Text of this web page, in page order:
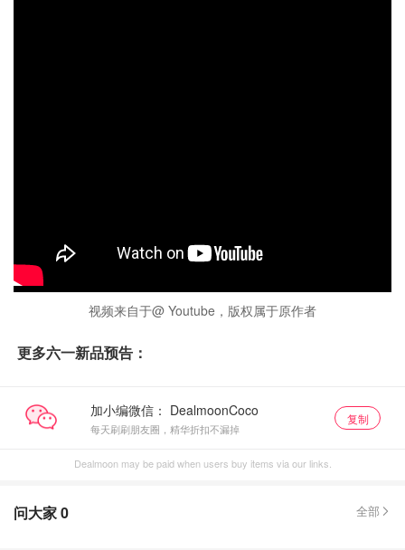
视频来自于@ Youtube，版权属于原作者
更多六一新品预告：
加小编微信：
每天刷刷朋友圈，精华折扣不漏掉
复制
Dealmoon may be paid when users buy items via our links.
问大家0 全部